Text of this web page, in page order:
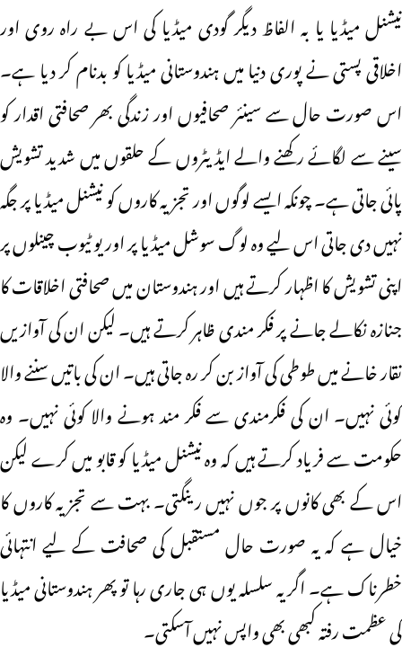
نیشنل میڈیا یا بہ الفاظ دیگر گودی میڈیا کی اس بے راہ روی اور
اخلاقی پستی نے پوری دنیا میں ہندوستانی میڈیا کو بدنام کر دیا ہے۔
اس صورت حال سے سینئر صحافیوں اور زندگی بھر صحافتی اقدار کو
سینے سے لگائے رکھنے والے ایڈیٹروں کے حلقوں میں شدید تشویش
پائی جاتی ہے۔ چونکہ ایسے لوگوں اور تجزیہ کاروں کو نیشنل میڈیا پر جگہ
نہیں دی جاتی اس لیے وہ لوگ سوشل میڈیا پر اور یو ٹیوب چینلوں پر
اپنی تشویش کا اظہار کرتے ہیں اور ہندوستان میں صحافتی اخلاقات کا
جنازہ نکالے جانے پر فکر مندی ظاہر کرتے ہیں۔ لیکن ان کی آوازیں
نقار خانے میں طوطی کی آواز بن کر رہ جاتی ہیں۔ ان کی باتیں سننے والا
کوئی نہیں۔ ان کی فکرمندی سے فکر مند ہونے والا کوئی نہیں۔ وہ
حکومت سے فریاد کرتے ہیں کہ وہ نیشنل میڈیا کو قابو میں کرے لیکن
اس کے بھی کانوں پر جوں نہیں رینگتی۔ بہت سے تجزیہ کاروں کا
خیال ہے کہ یہ صورت حال مستقبل کی صحافت کے لیے انتہائی
خطرناک ہے۔ اگر یہ سلسلہ یوں ہی جاری رہا تو پھر ہندوستانی میڈیا
کی عظمت رفتہ کبھی بھی واپس نہیں آسکتی۔